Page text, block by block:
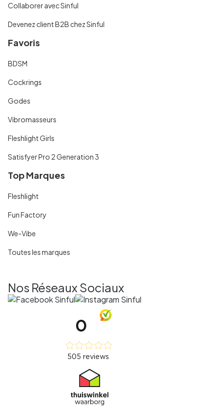
Collaborer avec Sinful
Devenez client B2B chez Sinful
Favoris
BDSM
Cockrings
Godes
Vibromasseurs
Fleshlight Girls
Satisfyer Pro 2 Generation 3
Top Marques
Fleshlight
Fun Factory
We-Vibe
Toutes les marques
Nos Réseaux Sociaux